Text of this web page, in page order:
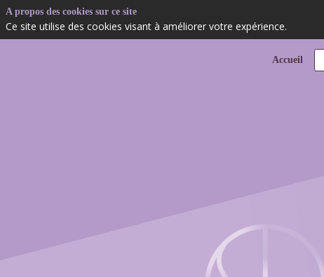
Accueil
A propos des cookies sur ce site
Ce site utilise des cookies visant à améliorer votre expérience.